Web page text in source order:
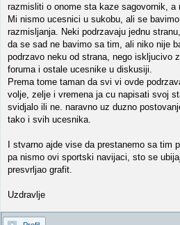
razmisliti o onome sta kaze sagovornik, a
Mi nismo ucesnici u sukobu, ali se
razmisljanja. Neki podrzavaju jednu
da se sad ne bavimo sa tim, ali niko nije
podrzavo neku od strana, nego iskljucivo
foruma i ostale ucesnike u diskusiji.
Prema tome taman da svi vi ovde
volje, zelje i vremena ja cu napisati svoj
svidjalo ili ne. naravno uz duzno
tako i svih ucesnika.
I stvarno ajde vise da prestanemo sa tim
pa nismo ovi sportski navijaci, sto se
presvrljao grafit.
Uzdravlje